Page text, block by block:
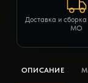
Доставка и
МО
ОПИСАНИЕ